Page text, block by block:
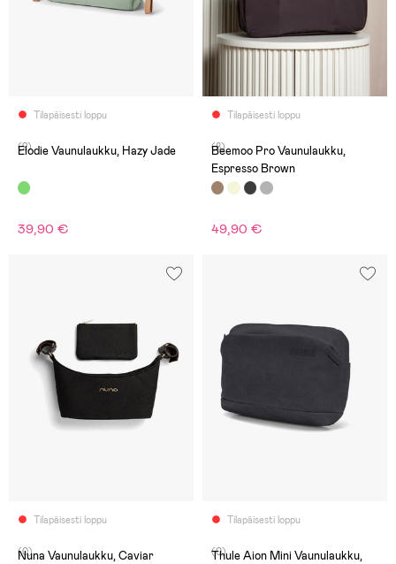
Tilapäisesti loppu
(2)
Elodie Vaunulaukku, Hazy Jade
39,90 €
Tilapäisesti loppu
(8)
Beemoo Pro Vaunulaukku,
Espresso Brown
49,90 €
Tilapäisesti loppu
(0)
Nuna Vaunulaukku, Caviar
Tilapäisesti loppu
(0)
Thule Aion Mini Vaunulaukku,